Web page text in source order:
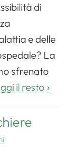
di
e delle
La
sfrenato
il resto